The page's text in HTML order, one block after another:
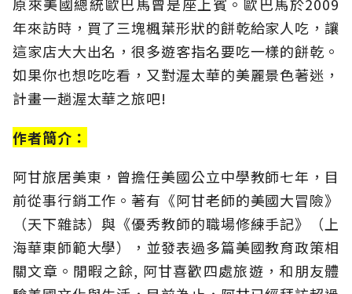
年來訪時，買了三塊楓葉形狀的餅乾給家人吃，讓
這家店大大出名，很多遊客指名要吃一樣的餅乾。
如果你也想吃吃看，又對渥太華的美麗景色著迷，
計畫一趟渥太華之旅吧!
作者簡介：
阿甘旅居美東，曾擔任美國公立中學教師七年，目
前從事行銷工作。著有《阿甘老師的美國大冒險》
（天下雜誌）與《優秀教師的職場修練手記》（上
海華東師範大學），並發表過多篇美國教育政策相
關文章。閒暇之餘, 阿甘喜歡四處旅遊，和朋友體